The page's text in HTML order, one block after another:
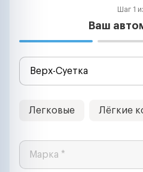
Шаг 1
Ваш
Легковые Лёгкие
Марка *